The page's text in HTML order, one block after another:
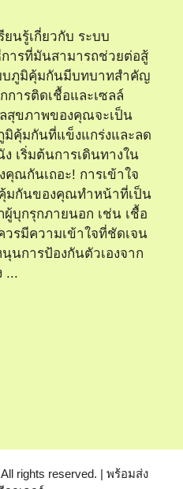
นรู้เกี่ยวกับ ระบบ
ารที่มันสามารถช่วยต่อสู้
บภูมิคุ้มกันมีบทบาทสำคัญ
การติดเชื้อและเซลล์
ลสุขภาพของคุณจะเป็น
คุ้มกันที่แข็งแกร่งและลด
ง เริ่มต้นการเดินทางใน
ณกันเถอะ! การเข้าใจ
มกันของคุณทำหน้าที่เป็น
ผู้บุกรุกภายนอก เช่น เชื้อ
วรมีความเข้าใจที่ชัดเจน
นการป้องกันตัวเองจาก
...
rights reserved. | พร้อมส่ง